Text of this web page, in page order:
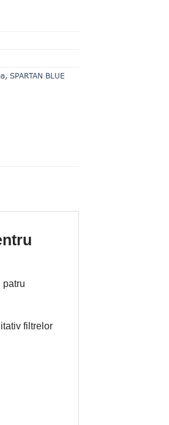
, SPARTAN BLUE
patru
filtrelor